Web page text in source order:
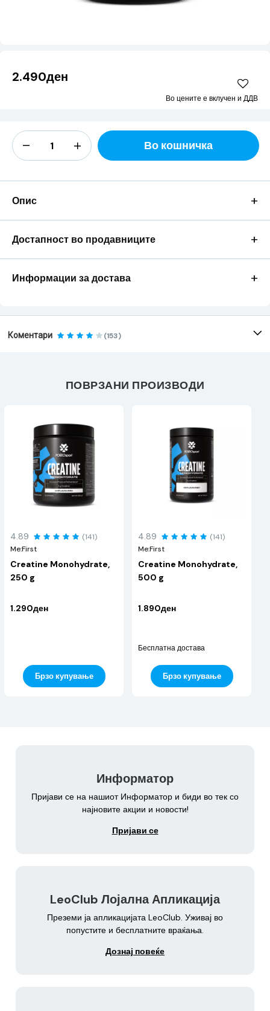
2.490ден
Во цените е вклучен и ДДВ
Во кошничка
Опис +
Достапност во продавниците +
Информации за достава +
Коментари (153)
ПОВРЗАНИ ПРОИЗВОДИ
4.89
(141)
Me:First
Creatine Monohydrate,
250 g
1.290ден
Брзо купување
4.89
(141)
Me:First
Creatine Monohydrate,
500 g
1.890ден
Бесплатна достава
Брзо купување
Информатор
Пријави се на нашиот Информатор и биди во тек со
најновите акции и новости!
Пријави се
LeoClub Лојална Апликација
Преземи ја апликацијата LeoClub. Уживај во
попустите и бесплатните враќања.
Дознај повеќе